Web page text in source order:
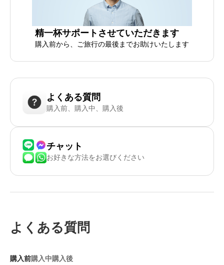
精一杯サポートさせていただきます
購入前から、ご旅行の最後までお助けいたします
よくある質問
購入前、購入中、購入後
チャット
お好きな方法をお選びください
よくある質問
購入前購入中購入後